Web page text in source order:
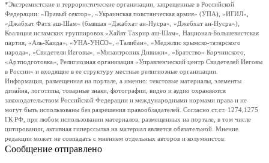
*Экстремистские и террористические организации, запрещенные в Российской
Федерации: «Правый сектор», «Украинская повстанческая армия» (УПА), «ИГИЛ»,
«Джабхат Фатх аш-Шам» (бывшая «Джабхат ан-Нусра», «Джебхат ан-Нусра»),
Коалиция исламских группировок «Хайят Тахрир аш-Шам», Национал-Большевистская
партия, «Аль-Каида», «УНА-УНСО», «Талибан», «Меджлис крымско-татарского
народа», «Свидетели Иеговы», «Мизантропик Дивижн», «Братство» Корчинского,
«Артподготовка», Религиозная организация «Управленческий центр Свидетелей Иеговы
в России» и входящие в ее структуру местные религиозные организации.
Информация, размещенная на портале, а именно: текстовые материалы, элементы
дизайна, логотипы, товарные знаки, фотографии, видео и аудио охраняются
законодательством Российской Федерации и международными нормами права и не
могут быть использованы без разрешения правообладателей. Согласно ст.ст. 1274,1275
ГК РФ, при любом использовании материалов, размещенных на портале, в том числе
цитировании, активная гиперссылка на материал является обязательной. Мнение
редакции может не совпадать с мнением отдельных авторов и колумнистов.
Сообщение отправлено